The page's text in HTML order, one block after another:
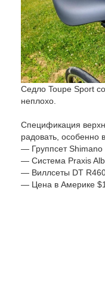
Седло Toupe Sport
неплохо.
Спецификация
радовать, особенно
— Группсет Shimano
— Система Praxis
— Виллсеты DT
— Цена в Америке